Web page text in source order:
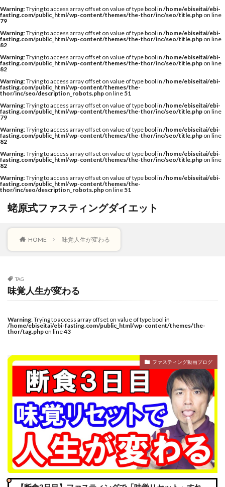
Warning: Trying to access array offset on value of type bool in /home/ebiseitai/ebi-
fasting.com/public_html/wp-content/themes/the-thor/inc/seo/title.php on line
79
Warning: Trying to access array offset on value of type bool in /home/ebiseitai/ebi-
fasting.com/public_html/wp-content/themes/the-thor/inc/seo/title.php on line
82
Warning: Trying to access array offset on value of type bool in /home/ebiseitai/ebi-
fasting.com/public_html/wp-content/themes/the-thor/inc/seo/title.php on line
82
Warning: Trying to access array offset on value of type bool in /home/ebiseitai/ebi-
fasting.com/public_html/wp-content/themes/the-
thor/inc/seo/description_robots.php on line 51
Warning: Trying to access array offset on value of type bool in /home/ebiseitai/ebi-
fasting.com/public_html/wp-content/themes/the-thor/inc/seo/title.php on line
79
Warning: Trying to access array offset on value of type bool in /home/ebiseitai/ebi-
fasting.com/public_html/wp-content/themes/the-thor/inc/seo/title.php on line
82
Warning: Trying to access array offset on value of type bool in /home/ebiseitai/ebi-
fasting.com/public_html/wp-content/themes/the-thor/inc/seo/title.php on line
82
Warning: Trying to access array offset on value of type bool in /home/ebiseitai/ebi-
fasting.com/public_html/wp-content/themes/the-
thor/inc/seo/description_robots.php on line 51
蛯原式ファスティングダイエット
HOME 味覚人生が変わる
TAG
味覚人生が変わる
Warning: Trying to access array offset on value of type bool in
/home/ebiseitai/ebi-fasting.com/public_html/wp-content/themes/the-
thor/tag.php on line43
ファスティング動画ブログ